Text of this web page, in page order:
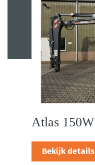
Atlas 150W
Bekijk details